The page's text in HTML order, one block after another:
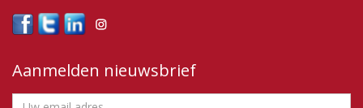
Aanmelden nieuwsbrief